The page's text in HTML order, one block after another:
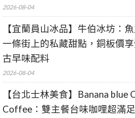
2026-08-04
【宜蘭員山冰品】牛伯冰坊：
一條街上的私藏甜點，銅板價
古早味配料
2026-08-04
【台北士林美食】Banana blue
Coffee：雙主餐台味咖哩超滿